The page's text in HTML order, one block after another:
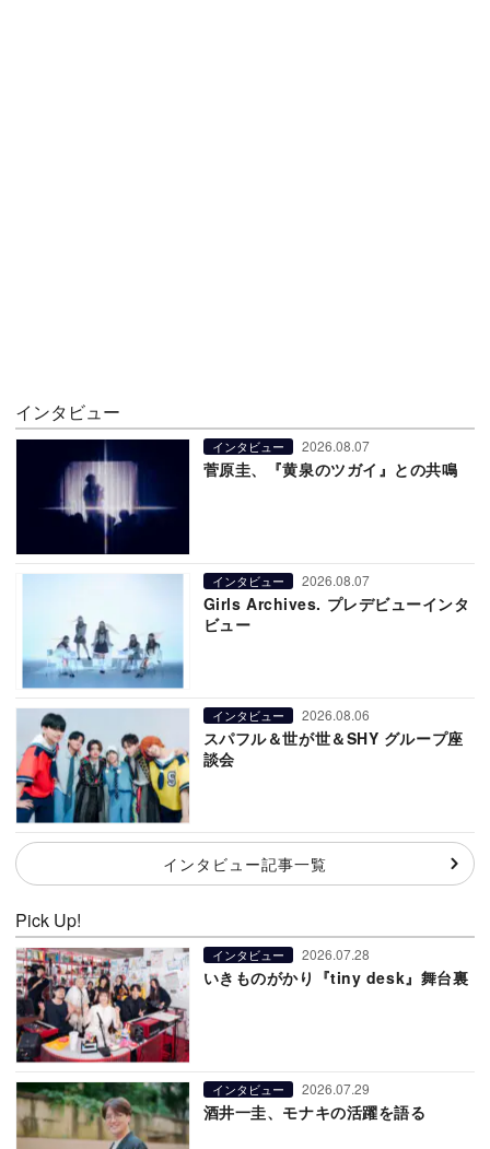
インタビュー
インタビュー 2026.08.07
菅原圭、『黄泉のツガイ』との共鳴
インタビュー 2026.08.07
Girls Archives. プレデビューインタ
ビュー
インタビュー 2026.08.06
スパフル＆世が世＆SHY グループ座
談会
インタビュー記事一覧
Pick Up!
インタビュー 2026.07.28
いきものがかり『tiny desk』舞台裏
インタビュー 2026.07.29
酒井一圭、モナキの活躍を語る